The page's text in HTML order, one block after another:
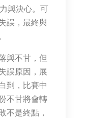
與決心。可
誤，最終與
與不甘，但
誤原因，展
到，比賽中
不甘將會轉
不是終點，